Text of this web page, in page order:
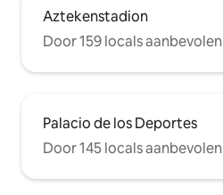
Aztekenstadion
Door 159 locals aanbevolen
Palacio de los Deportes
Door 145 locals aanbevolen